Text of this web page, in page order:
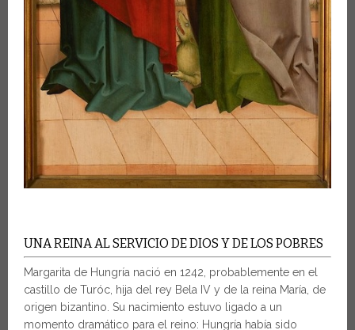
UNA REINA AL SERVICIO DE DIOS Y DE LOS POBRES
Margarita de Hungría nació en 1242, probablemente en el
castillo de Turóc, hija del rey Bela IV y de la reina María, de
origen bizantino. Su nacimiento estuvo ligado a un
momento dramático para el reino: Hungría había sido